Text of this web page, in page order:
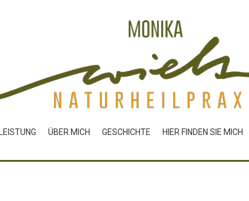
ÜBER MICH GESCHICHTE HIER FINDEN SIE MICH